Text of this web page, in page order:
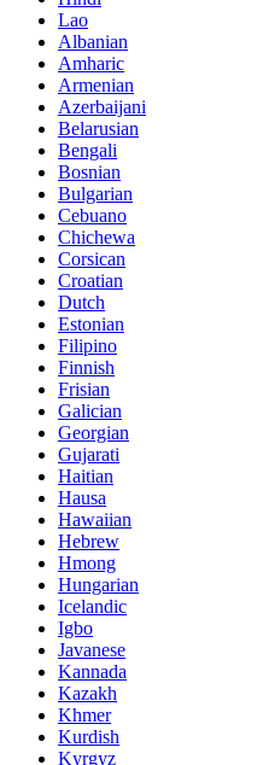
Lao
Albanian
Amharic
Armenian
Azerbaijani
Belarusian
Bengali
Bosnian
Bulgarian
Cebuano
Chichewa
Corsican
Croatian
Dutch
Estonian
Filipino
Finnish
Frisian
Galician
Georgian
Gujarati
Haitian
Hausa
Hawaiian
Hebrew
Hmong
Hungarian
Icelandic
Igbo
Javanese
Kannada
Kazakh
Khmer
Kurdish
Kyrgyz